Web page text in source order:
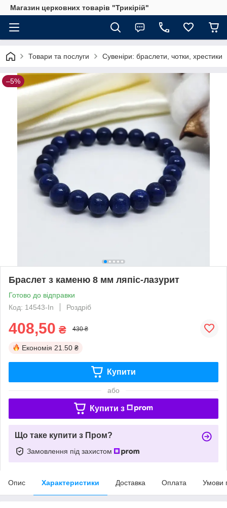
Магазин церковних товарів "Трикірій"
Товари та послуги Сувеніри: браслети, чотки, хрестики
–5%
Браслет з каменю 8 мм ляпіс-лазурит
Готово до відправки
Код: 14543-In
Роздріб
408,50 ₴ 430 ₴
Економія 21.50 ₴
Купити
або
Купити з
Що таке купити з Пром?
Замовлення під захистом
Опис Характеристики Доставка Оплата Умови